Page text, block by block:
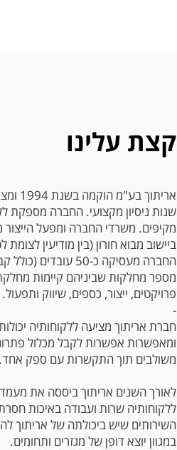
קצת עלינו
שנות ניסיון מקצועי. החברה מספקת
מקיפים. משרדי החברה ומפעל הייצור
ביישוב מבוא חורון (בין מודיעין לצומת
החברה מעסיקה כ-50
מספר מחלקות שביניהם קיימות
פרויקטים, ייצור, כספים, שיווק ותפעול.
​-
חברת אריתוך מציעה ללקוחותיה
ומאפשרות אפשרות לקבל מכלול
משולבים תוך התקשרות עם ספק אחד.
לאורך השנים אריתוך ביססה את
ללקוחותיה שרות ועבודה באיכות
השירותים שיש ביכולתה של אריתוך
במגוון יוצא דופן של מגזרים ותחומים.